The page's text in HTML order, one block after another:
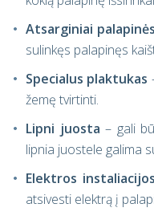
Atsarginiai
sulinkęs palapinęs
Specialus plaktukas
žemę tvirtinti.
Lipni juosta – gali
lipnia juostele galima
Elektros
atsivesti elektrą į